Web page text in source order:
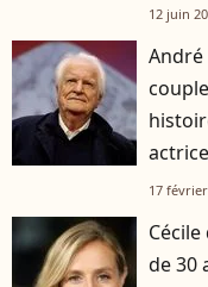
12 juin
actrice
17
de 30